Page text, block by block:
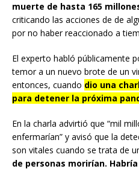
muerte de hasta 165
criticando las acciones de de
por no haber reaccionado a
El experto habló públicamente
temor a un nuevo brote de un
entonces, cuando dio una
para detener la próxima
En la charla advirtió que “mil
enfermarían” y avisó que la
son vitales cuando se trata de
de personas morirían.